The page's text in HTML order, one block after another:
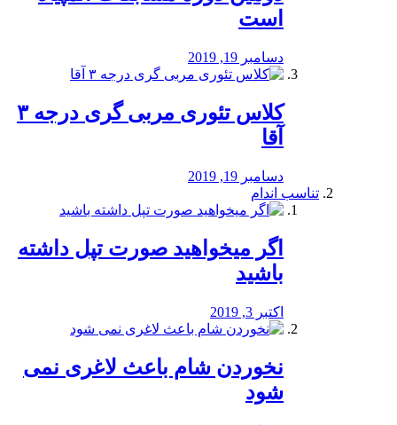
است
دسامبر 19, 2019
کلاس تئوری مربی گری درجه ۳
آقا
دسامبر 19, 2019
تناسب اندام
اگر میخواهید صورت تپل داشته
باشید
اکتبر 3, 2019
نخوردن شام باعث لاغری نمی
‌شود